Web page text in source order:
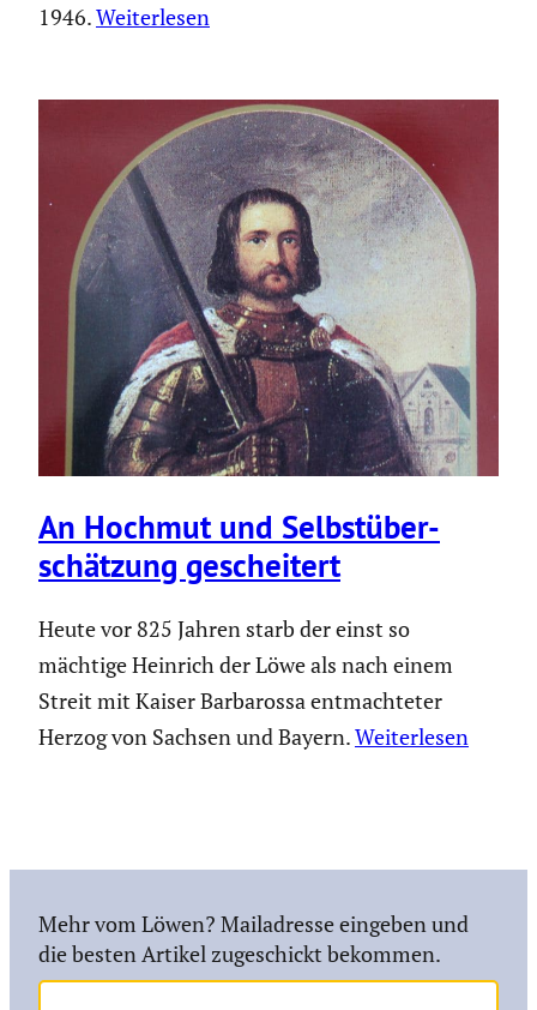
1946.Weiterlesen
An Hochmut und Selbst­über­
schät­zung geschei­tert
Heute vor 825 Jahren starb der einst so
mächtige Heinrich der Löwe als nach einem
Streit mit Kaiser Barbarossa entmachteter
Herzog von Sachsen und Bayern.Weiterlesen
Mehr vom Löwen? Mailadresse eingeben und
die besten Artikel zugeschickt bekommen.